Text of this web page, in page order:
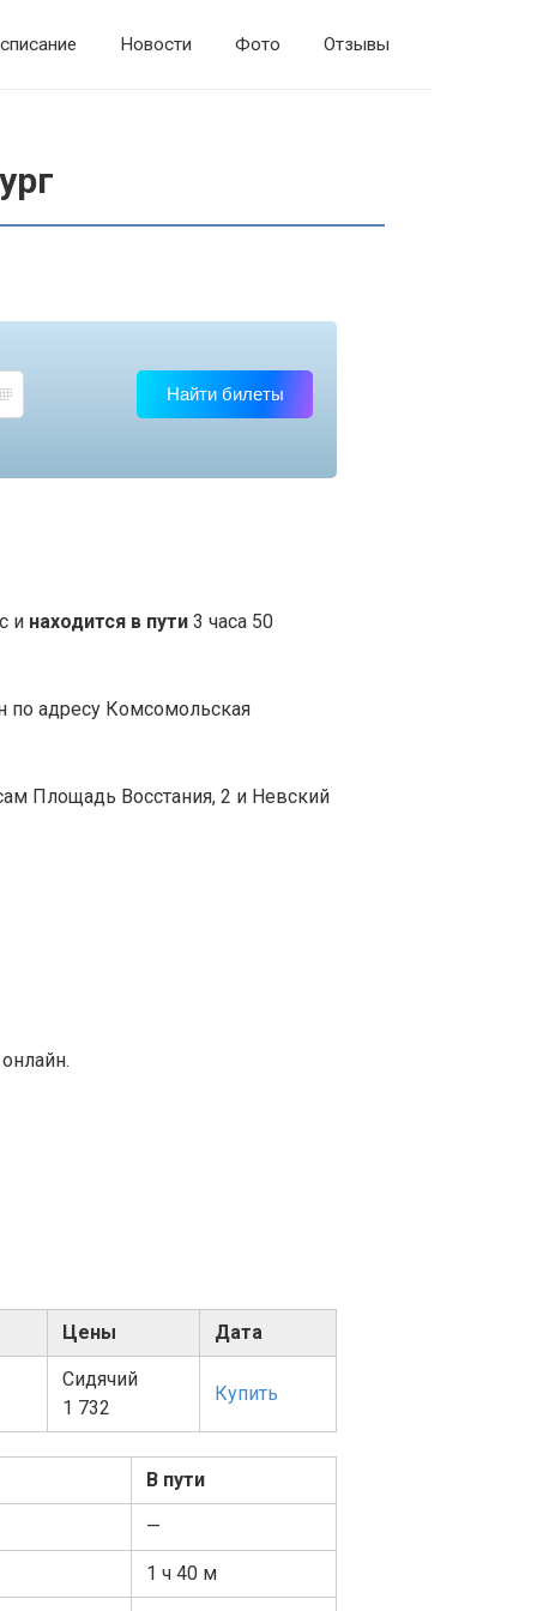
Новости Фото Отзывы
Найти билеты
и находится в пути 3 часа 50
по адресу Комсомольская
Площадь Восстания, 2 и Невский
Цены Дата
Сидячий
1 732
Купить
В пути
—
1 ч 40 м